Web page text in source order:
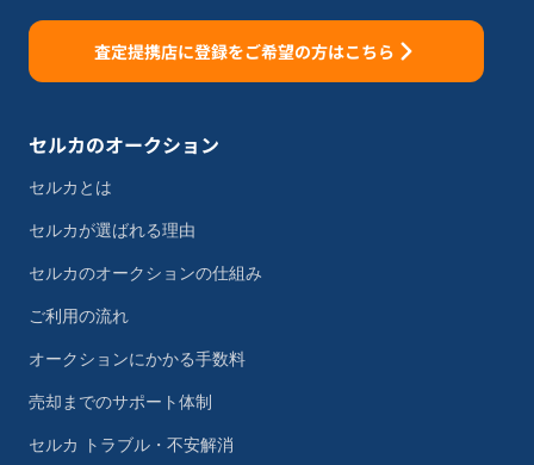
査定提携店に登録をご希望の方はこちら
セルカのオークション
セルカとは
セルカが選ばれる理由
セルカのオークションの仕組み
ご利用の流れ
オークションにかかる手数料
売却までのサポート体制
セルカ トラブル・不安解消